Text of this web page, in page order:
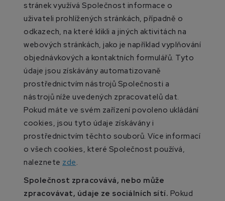
stránek využívá Společnost informace o
uživateli prohlížených stránkách, případně o
odkazech, na které klikli a jiných aktivitách na
webových stránkách, jako je například vyplňování
objednávkových a kontaktních formulářů. Tyto
údaje jsou získávány automatizovaně
prostřednictvím nástrojů Společnosti a
nástrojů níže uvedených zpracovatelů dat.
Pokud máte ve svém zařízení povoleno ukládání
cookies, jsou tyto údaje získávány i
prostřednictvím těchto souborů. Více informací
o všech cookies, které Společnost používá,
naleznete zde.
Společnost zpracovává, nebo může
zpracovávat, údaje ze sociálních sítí. Pokud